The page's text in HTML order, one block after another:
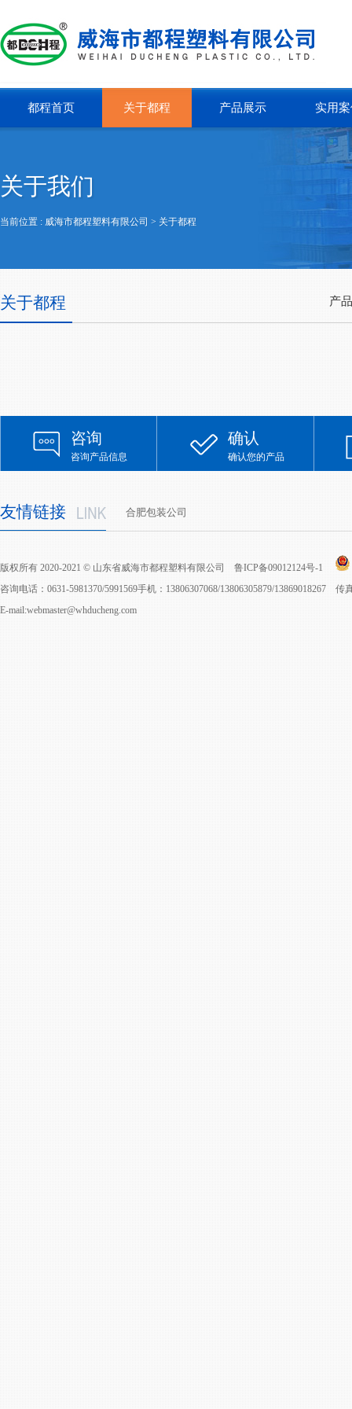
都程首页 关于都程 产品展示 实用
关于我们
当前位置 : 威海市都程塑料有限公司 > 关于都程
关于都程 产
咨询
咨询产品信息
确认
确认您的产品
友情链接 合肥包装公司
版权所有 2020-2021 © 山东省威海市都程塑料有限公司 鲁ICP备09012124号-1
咨询电话：0631-5981370/5991569手机：13806307068/13806305879/13869018267
E-mail:webmaster@whducheng.com